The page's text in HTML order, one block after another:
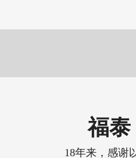
福泰
18年来，感谢